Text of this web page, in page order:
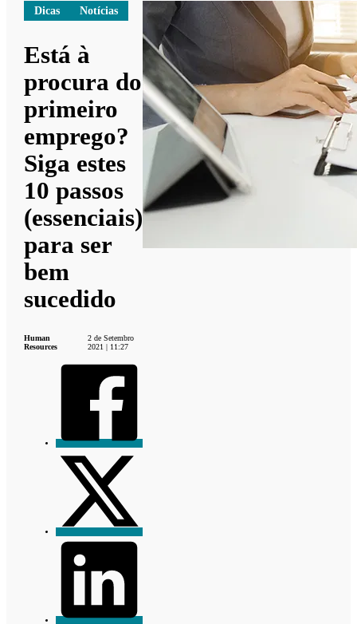
Dicas Notícias
Está à
procura do
primeiro
emprego?
Siga estes
10 passos
(essenciais)
para ser
bem
sucedido
Human
Resources
2 de Setembro
2021 | 11:27